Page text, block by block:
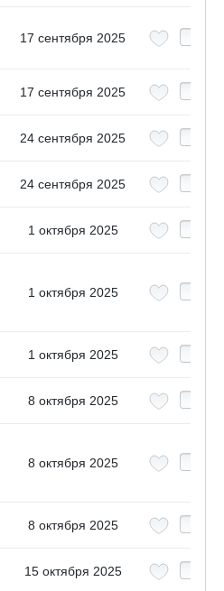
17 сентября 2025
17 сентября 2025
24 сентября 2025
24 сентября 2025
1 октября 2025
1 октября 2025
1 октября 2025
8 октября 2025
8 октября 2025
8 октября 2025
15 октября 2025